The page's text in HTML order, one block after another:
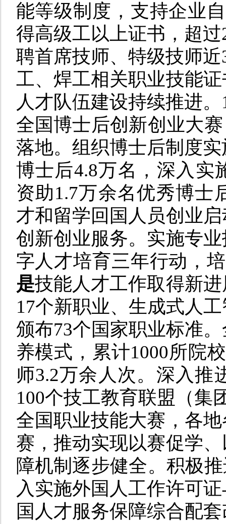
能等级制度，支持企业
得高级工以上证书，超
聘首席技师、特级技师
工、焊工相关职业技能
人才队伍建设持续推进
全国博士后创新创业大
落地。组织博士后制度
博士后4.8万名，深入实
资助1.7万余名优秀博士
才和留学回国人员创业
创新创业服务。实施专
字人才培育三年行动，
是技能人才工作取得新
17个新职业、生成式人
颁布73个国家职业标准
养模式，累计1000所院
师3.2万余人次。深入推
100个技工教育联盟（集
全国职业技能大赛，各
赛，推动实现以赛促学
障机制逐步健全。积极
入实施外国人工作许可
国人才服务保障综合配